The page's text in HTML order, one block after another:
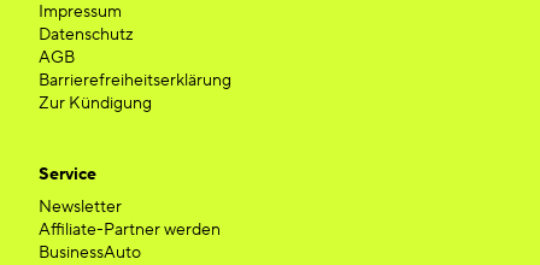
Impressum
Datenschutz
AGB
Barrierefreiheitserklärung
Zur Kündigung
Service
Newsletter
Affiliate-Partner werden
BusinessAuto